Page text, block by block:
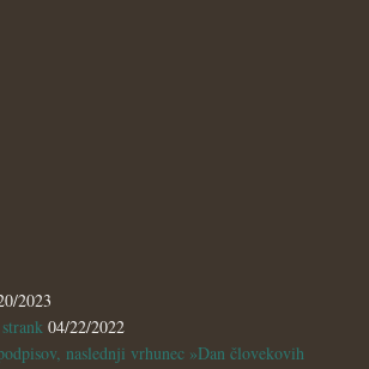
2023
04/22/2022
naslednji vrhunec »Dan človekovih